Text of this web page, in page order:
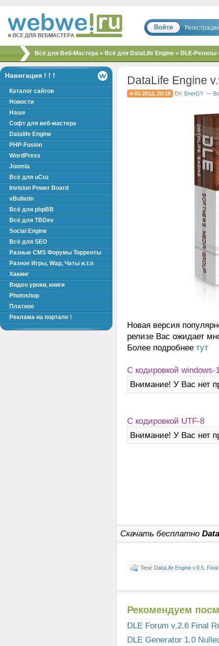
Скрипты, шаблоны,
модули, хаки для
вебмастера!
Войти
Всё для Веб-Мастера»Всё для DataLife Engine»DLE-Релизы
DataLife Engine
4-01-2012, 20:18 От: EnerGY —
Новая версия
релизе Вас ожидает
Более подробнее тут
C кодировкой windows-
Внимание! У Вас нет
C кодировкой UTF-8
Внимание! У Вас нет
Скачать бесплатно
Теги: DataLife Engine v.9.5
Рекомендуем
DLE Forum v.2.6 Final
DLE Generator 1.0
Навигация ! ! !
Каталог сайтов
Новости
Наше
Софт для веб-мастера
Datalife Engine
PHP-Fusion
WordPress
Joomla
Всё для uCoz
Invision Power Board
vBulletin
Всё для phpBB
Всё для TBDev
Social Engine
Всё для SEO
Разные CMS Форумы Торренты
Разное Игры, Wap, Чаты и.т.п
Хакинг
Видео уроки, книги
Photoshop
Платное
Реклама на портале !